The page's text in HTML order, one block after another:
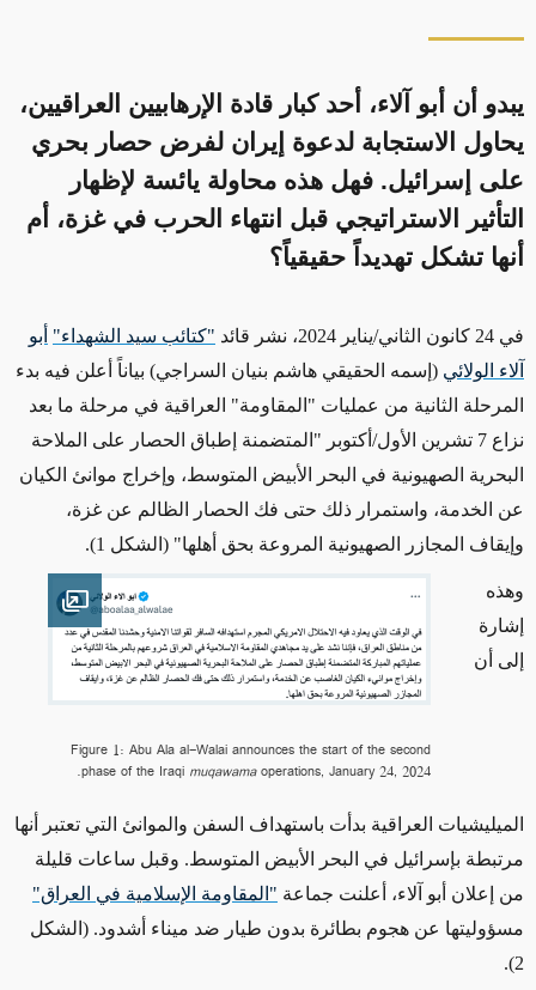
يبدو أن أبو آلاء، أحد كبار قادة الإرهابيين العراقيين،
يحاول الاستجابة لدعوة إيران لفرض حصار بحري
على إسرائيل. فهل هذه محاولة يائسة لإظهار
التأثير الاستراتيجي قبل انتهاء الحرب في غزة، أم
أنها تشكل تهديداً حقيقياً؟
في 24 كانون الثاني/يناير 2024، نشر قائد "كتائب سيد الشهداء" أبو
آلاء الولائي ( إسمه الحقيقي هاشم بنيان السراجي) بياناً أعلن فيه بدء
المرحلة الثانية من عمليات "المقاومة" العراقية في مرحلة ما بعد
نزاع 7 تشرين الأول/أكتوبر
"المتضمنة إطباق الحصار على الملاحة
البحرية الصهيونية في البحر الأبيض المتوسط، وإخراج موانئ الكيان
عن الخدمة، واستمرار ذلك حتى فك الحصار الظالم عن غزة،
وإيقاف المجازر الصهيونية المروعة بحق أهلها" (الشكل 1).
image
Figure 1: Abu Ala al-Walai announces the start of the second
phase of the Iraqi muqawamaoperations, January 24, 2024.
وهذه
إشارة
إلى أن
الميليشيات العراقية بدأت باستهداف السفن والموانئ التي تعتبر أنها
مرتبطة بإسرائيل في البحر الأبيض المتوسط. وقبل ساعات قليلة
من إعلان أبو آلاء، أعلنت جماعة "المقاومة الإسلامية في العراق"
مسؤوليتها عن هجوم بطائرة بدون طيار ضد ميناء أشدود. (الشكل
2).